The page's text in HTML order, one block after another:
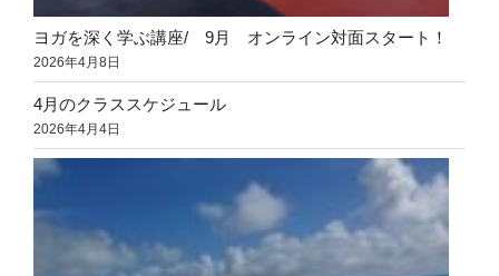
ヨガを深く学ぶ講座/ 9月 オンライン対面スタート！
2026年4月8日
4月のクラススケジュール
2026年4月4日